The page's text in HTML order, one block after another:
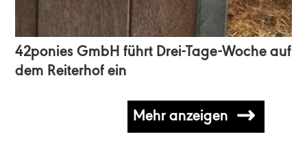
42ponies GmbH führt Drei-Tage-Woche auf
dem Reiterhof ein
Mehr anzeigen